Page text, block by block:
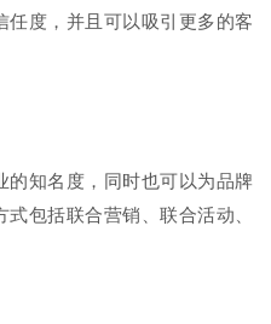
任度，并且可以吸引更多的客
的知名度，同时也可以为品牌
包括联合营销、联合活动、